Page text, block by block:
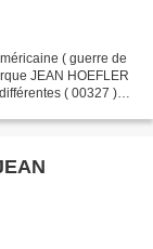
( guerre de
JEAN HOEFLER
( 00327 )